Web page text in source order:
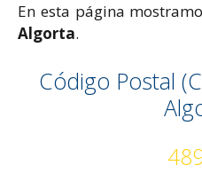
En esta página
Algorta.
Código Postal